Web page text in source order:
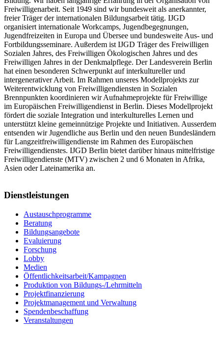
Freiwilligenarbeit. Seit 1949 sind wir bundesweit als anerkannter,
freier Träger der internationalen Bildungsarbeit tätig. IJGD
organisiert internationale Workcamps, Jugendbegegnungen,
Jugendfreizeiten in Europa und Übersee und bundesweite Aus- und
Fortbildungsseminare. Außerdem ist IJGD Träger des Freiwilligen
Sozialen Jahres, des Freiwilligen Ökologischen Jahres und des
Freiwilligen Jahres in der Denkmalpflege. Der Landesverein Berlin
hat einen besonderen Schwerpunkt auf interkultureller und
intergenerativer Arbeit. Im Rahmen unseres Modellprojekts zur
Weiterentwicklung von Freiwilligendiensten in Sozialen
Brennpunkten koordinieren wir Aufnahmeprojekte für Freiwillige
im Europäischen Freiwilligendienst in Berlin. Dieses Modellprojekt
fördert die soziale Integration und interkulturelles Lernen und
unterstützt kleine gemeinnützige Projekte und Initiativen. Ausserdem
entsenden wir Jugendliche aus Berlin und den neuen Bundesländern
für Langzeitfreiwilligendienste im Rahmen des Europäischen
Freiwilligendienstes. IJGD Berlin bietet darüber hinaus mittelfristige
Freiwilligendienste (MTV) zwischen 2 und 6 Monaten in Afrika,
Asien oder Lateinamerika an.
Dienstleistungen
Austauschprogramme
Beratung
Bildungsangebote
Evaluierung
Forschung
Lobby
Medien
Öffentlichkeitsarbeit/Kampagnen
Produktion von Bildungs-/Lehrmitteln
Projektfinanzierung
Projektmanagement und Verwaltung
Spendenbeschaffung
Veranstaltungen